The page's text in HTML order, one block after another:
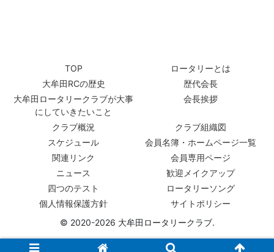
TOP
ロータリーとは
大牟田RCの歴史
歴代会長
大牟田ロータリークラブが大事
にしていきたいこと
会長挨拶
クラブ概況
クラブ組織図
スケジュール
会員名簿・ホームページ一覧
関連リンク
会員専用ページ
ニュース
歓迎メイクアップ
四つのテスト
ロータリーソング
個人情報保護方針
サイトポリシー
© 2020-2026 大牟田ロータリークラブ.